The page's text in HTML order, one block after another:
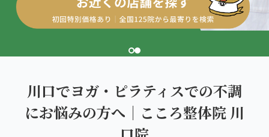
ぎっくり腰
寝違え
姿勢矯正
疲労回復
高田馬場エリア（2院）
立川エリア（2院）
メディア・実績
お知らせ
コラム
川口でヨガ・ピラティスでの不調
にお悩みの方へ｜こころ整体院 川